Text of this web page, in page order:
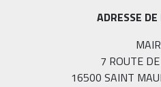
ADRESSE
7 ROUTE
16500 SAINT